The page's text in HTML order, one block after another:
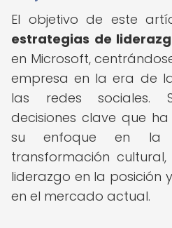
El objetivo de este
estrategias de
en Microsoft,
empresa en la era de
las redes sociales.
decisiones clave que
su enfoque en la
transformación
liderazgo en la posición
en el mercado actual.